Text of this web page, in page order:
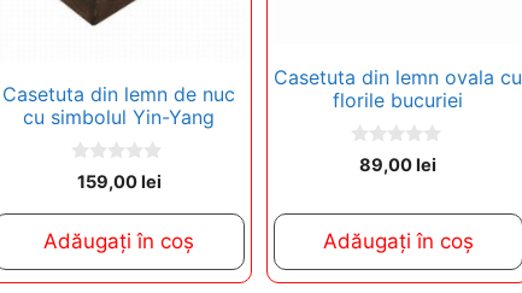
Casetuta din lemn de nuc
cu simbolul Yin-Yang
0
o
o
5
159,00lei
Adăugați în coș
Casetuta din lemn ovala cu
florile bucuriei
0
o
f
89,00lei
Adăugați în coș